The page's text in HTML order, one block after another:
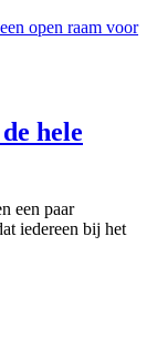
hele
een paar
iedereen bij het